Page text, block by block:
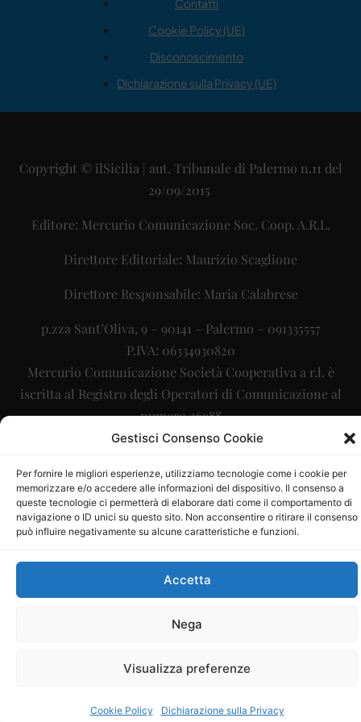
Gestisci Consenso Cookie
Per fornire le migliori esperienze, utilizziamo tecnologie come i cookie per
memorizzare e/o accedere alle informazioni del dispositivo. Il consenso a
queste tecnologie ci permetterà di elaborare dati come il comportamento di
navigazione o ID unici su questo sito. Non acconsentire o ritirare il consenso
può influire negativamente su alcune caratteristiche e funzioni.
Accetta
Nega
Visualizza preferenze
Cookie Policy Dichiarazione sulla Privacy
Contatti
Cookie Policy (UE)
Disconoscimento
Dichiarazione sulla Privacy (UE)
Copyright © ilSicilia | aut. Tribunale di Palermo n.11 del
29/09/2015
Editore: Mercurio Comunicazione Soc. Coop. A.R.L.
Direttore Editoriale: Maurizio Scaglione
Direttore Responsabile: Maria Calabrese
p.zza Sant’Oliva, 9 – 90141 – Palermo – 091335557
P.IVA: 06334930820
Mercurio Comunicazione Società Cooperativa a r.l. è
iscritta al Registro degli Operatori di Comunicazione al
numero 26988